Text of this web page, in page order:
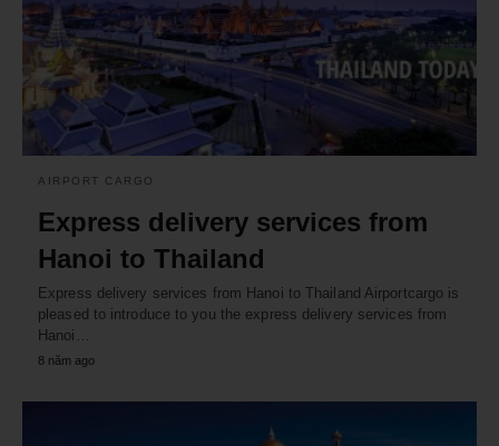
AIRPORT CARGO
Express delivery services from
Hanoi to Thailand
Express delivery services from Hanoi to Thailand Airportcargo is
pleased to introduce to you the express delivery services from
Hanoi…
8 năm ago